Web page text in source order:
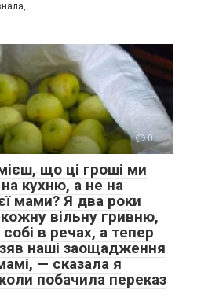
0
що ці гроші ми
кухню, а не на
мами? Я два роки
вільну гривню,
в речах, а тепер
наші заощадження
— сказала я
побачила переказ